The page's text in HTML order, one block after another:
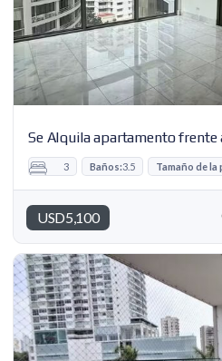
Se Alquila apartamento frente
USD5,100
3 Baños:3.5 Tamaño de